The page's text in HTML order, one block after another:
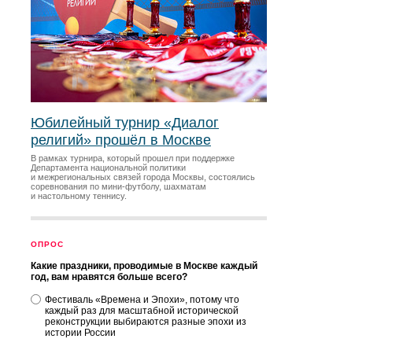
Юбилейный турнир «Диалог
религий» прошёл в Москве
В рамках турнира, который прошел при поддержке
Департамента национальной политики
и межрегиональных связей города Москвы, состоялись
соревнования по мини-футболу, шахматам
и настольному теннису.
ОПРОС
Какие праздники, проводимые в Москве каждый
год, вам нравятся больше всего?
Фестиваль «Времена и Эпохи», потому что
каждый раз для масштабной исторической
реконструкции выбираются разные эпохи из
истории России